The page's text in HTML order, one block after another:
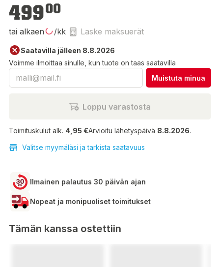
49900
tai alkaen /kk Laske maksuerät
Saatavilla jälleen 8.8.2026
Voimme ilmoittaa sinulle, kun tuote on taas saatavilla
Muistuta minua
Loppu varastosta
Toimituskulut alk. 4,95 €Arvioitu lähetyspäivä 8.8.2026.
Valitse myymäläsi ja tarkista saatavuus
Ilmainen palautus 30 päivän ajan
Nopeat ja monipuoliset toimitukset
Tämän kanssa ostettiin